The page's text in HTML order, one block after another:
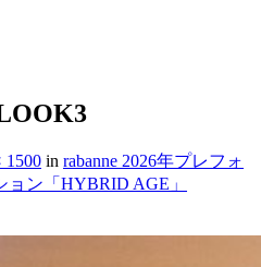
1500 in rabanne 2026年プレフォ
ン「HYBRID AGE」